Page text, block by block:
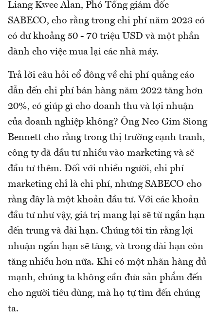
Liang Kwee Alan, Phó Tổng giám đốc
SABECO, cho rằng trong chi phí năm 2023 có
có dư khoảng 50 - 70 triệu USD và một phần
dành cho việc mua lại các nhà máy.
Trả lời câu hỏi cổ đông về chi phí quảng cáo
dẫn đến chi phí bán hàng năm 2022 tăng hơn
20%, có giúp gì cho doanh thu và lợi nhuận
của doanh nghiệp không? Ông Neo Gim Siong
Bennett cho rằng trong thị trường cạnh tranh,
công ty đã đầu tư nhiều vào marketing và sẽ
đầu tư thêm. Đối với nhiều người, chi phí
marketing chỉ là chi phí, nhưng SABECO cho
rằng đây là một khoản đầu tư. Với các khoản
đầu tư như vậy, giá trị mang lại sẽ từ ngắn hạn
đến trung và dài hạn. Chúng tôi tin rằng lợi
nhuận ngắn hạn sẽ tăng, và trong dài hạn còn
tăng nhiều hơn nữa. Khi có một nhãn hàng đủ
mạnh, chúng ta không cần đưa sản phẩm đến
cho người tiêu dùng, mà họ tự tìm đến chúng
ta.